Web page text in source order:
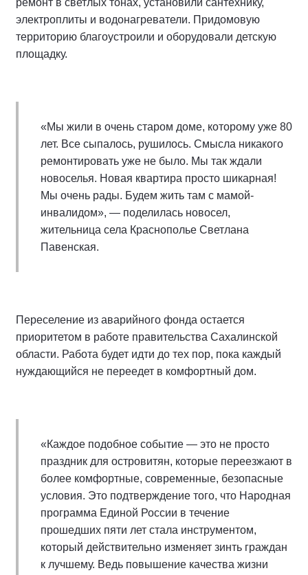
ремонт в светлых тонах, установили сантехнику,
электроплиты и водонагреватели. Придомовую
территорию благоустроили и оборудовали детскую
площадку.
«Мы жили в очень старом доме, которому уже 80
лет. Все сыпалось, рушилось. Смысла никакого
ремонтировать уже не было. Мы так ждали
новоселья. Новая квартира просто шикарная!
Мы очень рады. Будем жить там с мамой-
инвалидом», — поделилась новосел,
жительница села Краснополье Светлана
Павенская.
Переселение из аварийного фонда остается
приоритетом в работе правительства Сахалинской
области. Работа будет идти до тех пор, пока каждый
нуждающийся не переедет в комфортный дом.
«Каждое подобное событие — это не просто
праздник для островитян, которые переезжают в
более комфортные, современные, безопасные
условия. Это подтверждение того, что Народная
программа Единой России в течение
прошедших пяти лет стала инструментом,
который действительно изменяет зинть граждан
к лучшему. Ведь повышение качества жизни